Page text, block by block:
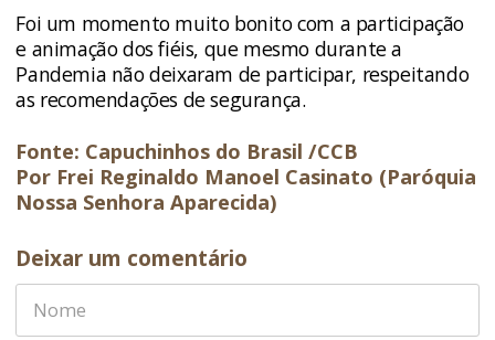
Foi um momento muito bonito com a participação
e animação dos fiéis, que mesmo durante a
Pandemia não deixaram de participar, respeitando
as recomendações de segurança.
Fonte: Capuchinhos do Brasil /CCB
Por Frei Reginaldo Manoel Casinato (Paróquia
Nossa Senhora Aparecida)
Deixar um comentário